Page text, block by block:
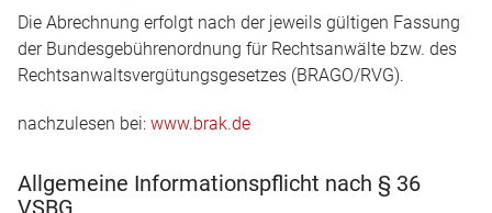
Die Abrechnung erfolgt nach der jeweils gültigen Fassung
der Bundesgebührenordnung für Rechtsanwälte bzw. des
Rechtsanwaltsvergütungsgesetzes (BRAGO/RVG).
nachzulesen bei: www.brak.de
Allgemeine Informationspflicht nach § 36
VSBG